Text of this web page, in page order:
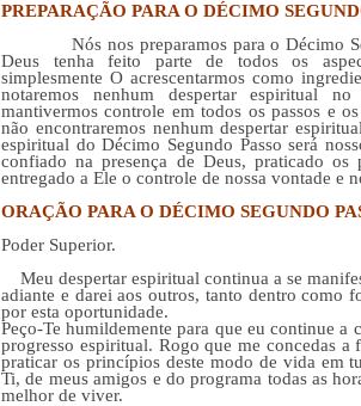
PREPARAÇÃO PARA O DÉCIMO
Nós nos preparamos para o Décimo
Deus tenha feito parte de todos os
simplesmente O acrescentarmos como
notaremos nenhum despertar espiritual
mantivermos controle em todos os passos e
não encontraremos nenhum despertar
espiritual do Décimo Segundo Passo será
confiado na presença de Deus, praticado os
entregado a Ele o controle de nossa vontade e
ORAÇÃO PARA O DÉCIMO SEGUNDO
Poder Superior.
Meu despertar espiritual continua a se
adiante e darei aos outros, tanto dentro como
por esta oportunidade.
Peço-Te humildemente para que eu continue a
progresso espiritual. Rogo que me concedas a
praticar os princípios deste modo de vida em
Ti, de meus amigos e do programa todas as
melhor de viver.